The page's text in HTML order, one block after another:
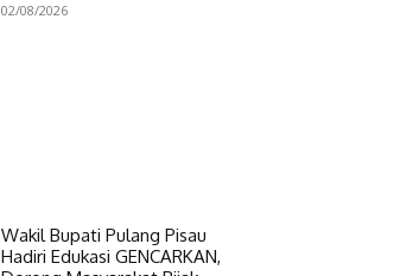
02/08/2026
Wakil Bupati Pulang Pisau
Hadiri Edukasi GENCARKAN,